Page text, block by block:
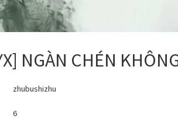
NGÀN CHÉN
zhubushizhu
6